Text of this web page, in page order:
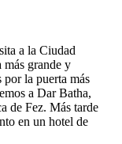
a la Ciudad
grande y
por la puerta más
a Dar Batha,
de Fez. Más tarde
en un hotel de